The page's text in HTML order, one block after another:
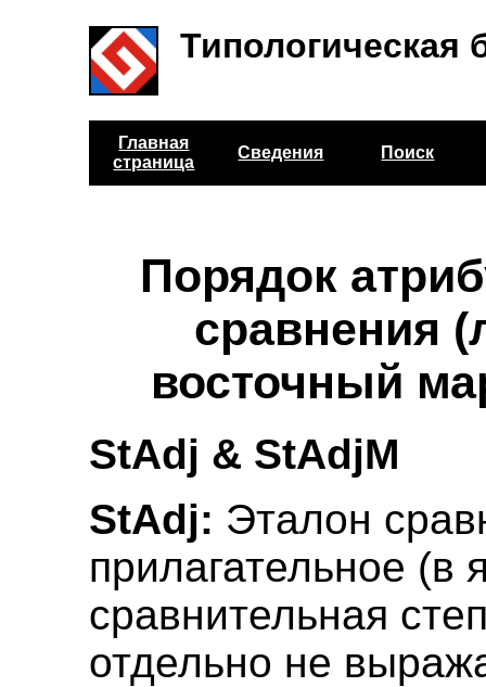
Типологическая
Главная
страница
Сведения Поиск
Порядок
сравнения
восточный
StAdj & StAdjM
StAdj: Эталон
прилагательное (в
сравнительная
отдельно не